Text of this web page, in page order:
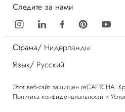
Следите за нами
Страна/ Нидерланды
Язык/ Русский
Этот веб-сайт защищен reCAPTCHA.
Политика конфиденциальности и